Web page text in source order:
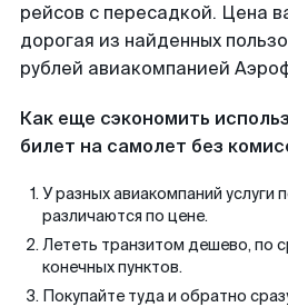
рейсов с пересадкой. Цена
дорогая из найденных
рублей авиакомпанией
Как еще сэкономить
билет на самолет без
У разных авиакомпаний услуги
различаются по цене.
Лететь транзитом дешево, по
конечных пунктов.
Покупайте туда и обратно